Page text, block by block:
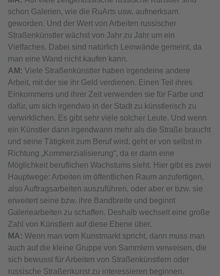
schon Galerien, wie die RuArts usw. aufmerksam
geworden. Und der Wert von Arbeiten russischer
Straßenkünstler wächst von Jahr zu Jahr um ein
Vielfaches. Dabei sind natürlich Leinwände gemeint, da
man eine Wand nicht kaufen kann.
АМ: Viele Straßenkünstler haben irgendeine andere
Arbeit, mit der sie ihr Geld verdienen. Einen Teil ihres
Einkommens und ihrer Zeit verwenden sie für Farbe und
dafür, um sich irgendwo in der Stadt zu künstlerisch zu
verwirklichen. Es gibt sehr viele solcher Leute. Und wenn
ein Künstler dann irgendwann mehr als die Straße braucht
und seine Tätigkeit zum Beruf wird, geht er von selbst in
Richtung „Kommerzialisierung“, da er darin eine
Möglichkeit beruflichen Wachstums sieht. Hier gibt es zwei
Hauptwege: Arbeiten im öffentlichen Raum anzufertigen,
also Auftragsarbeiten auszuführen, oder aber er bzw. sie
erweitert seine bzw. ihre Bandbreite und beginnt
Galeriearbeiten zu schaffen. Deshalb wechselt eine große
Zahl von Künstlern auf diese Ebene über.
МА: Wenn man vom Kunstmarkt spricht, dann muss man
auch auf die kleine Gruppe von Sammlern verweisen, die
sich bewusst für Arbeiten von Straßenkünstlern oder
russische Straßenkunst zu interessieren beginnen.